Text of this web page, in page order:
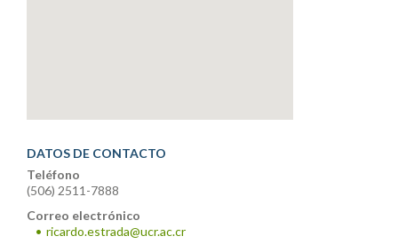
DATOS DE CONTACTO
Teléfono
(506) 2511-7888
Correo electrónico
ricardo.estrada@ucr.ac.cr